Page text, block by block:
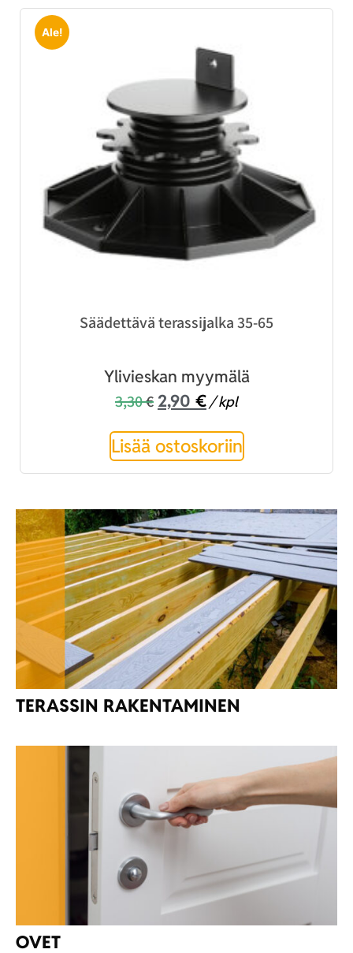
Ale!
Säädettävä terassijalka 35-65
Ylivieskan myymälä
3,30€ 2,90 €/ kpl
Lisää ostoskoriin
TERASSIN RAKENTAMINEN
OVET